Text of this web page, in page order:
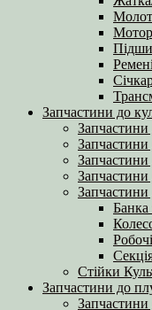
Запчастини до
Запчастини
Запчастини
Запчастини
Стійки
Запчастини до